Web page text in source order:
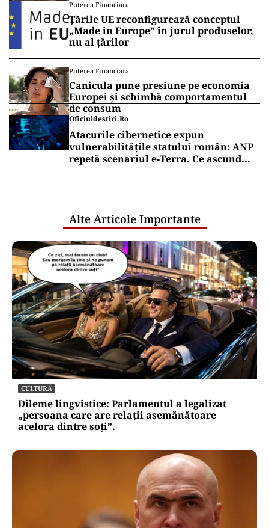
Puterea Financiara
Țările UE reconfigurează conceptul
„Made in Europe” în jurul produselor,
nu al țărilor
Puterea Financiara
Canicula pune presiune pe economia
Europei și schimbă comportamentul
de consum
Oficiuldestiri.ro
Atacurile cibernetice expun
vulnerabilitățile statului român: ANP
repetă scenariul e‑Terra. Ce ascund
Alte Articole Importante
CULTURĂ
Dileme lingvistice: Parlamentul a legalizat
„persoana care are relații asemănătoare
acelora dintre soți”.